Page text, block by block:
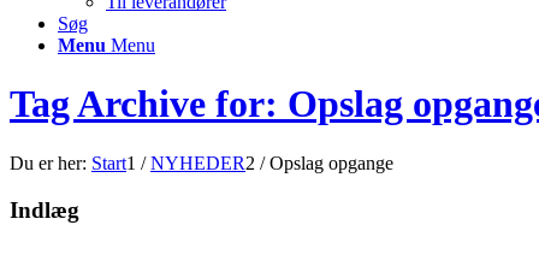
Søg
Menu Menu
Tag Archive for: Opslag
Du er her: Start1 / NYHEDER2 / Opslag opgange
Indlæg